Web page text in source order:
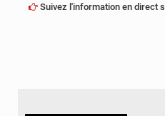
Suivez l'information en direct